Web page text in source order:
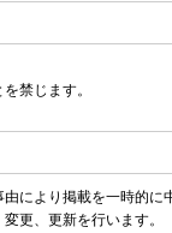
禁じます。
により掲載を一時的に
更、更新を行います。